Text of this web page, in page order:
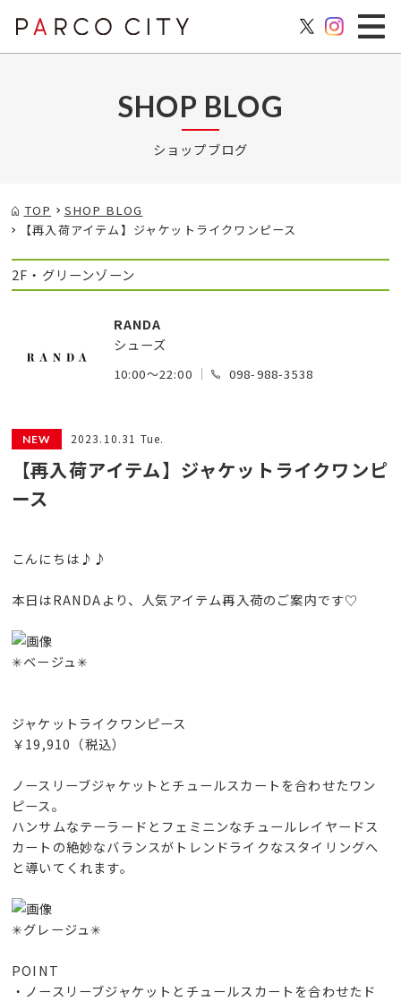
SHOP BLOG
ショップブログ
TOP
SHOP BLOG
【再入荷アイテム】ジャケットライクワンピース
2F・グリーンゾーン
RANDA
シューズ
10:00～22:00 098-988-3538
2023.10.31 Tue.
【再入荷アイテム】ジャケットライクワンピ
ース
こんにちは♪♪
本日はRANDAより、人気アイテム再入荷のご案内です♡
✳︎ベージュ✳︎
ジャケットライクワンピース
￥19,910（税込）
ノースリーブジャケットとチュールスカートを合わせたワン
ピース。
ハンサムなテーラードとフェミニンなチュールレイヤードス
カートの絶妙なバランスがトレンドライクなスタイリングへ
と導いてくれます。
✳︎グレージュ✳︎
POINT
・ノースリーブジャケットとチュールスカートを合わせたド